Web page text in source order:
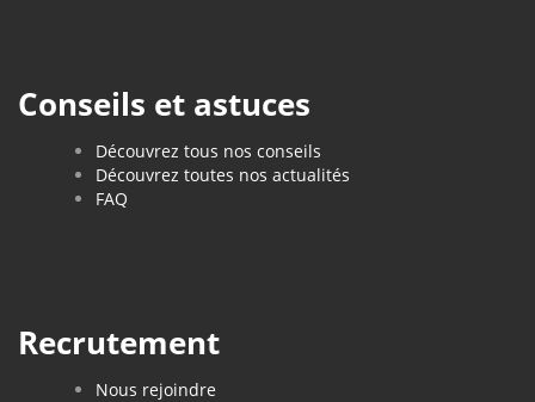
Conseils et astuces
Découvrez tous nos conseils
Découvrez toutes nos actualités
FAQ
Recrutement
Nous rejoindre